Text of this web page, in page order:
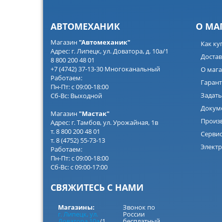
АВТОМЕХАНИК
Магазин"Автомеханик"
Адрес: г. Липецк, ул. Доватора, д. 10а/1
8 800 200 48 01
+7 (4742) 37-13-30 Многоканальный
Работаем:
Пн-Пт: с 09:00-18:00
Сб-Вс: Выходной
Магазин "Мастак"
Адрес: г. Тамбов, ул. Урожайная, 1в
т. 8 800 200 48 01
т. 8 (4752) 55-73-13
Работаем:
Пн-Пт: с 09:00-18:00
Сб-Вс: с 09:00-17:00
СВЯЖИТЕСЬ С НАМИ
Магазины:
г. Липецк, ул.
Звонок по
России
О
Как
О
Сервис